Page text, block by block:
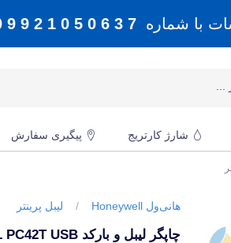
با شماره 7 3 6 0 5 0 1 2 9 9 0
شارژ کارتریج پیگیری سفارش
هانی‌ول Honeywell / لیبل پرینتر
چاپگر لیبل و بارکد HONEYWELL PC42T USB